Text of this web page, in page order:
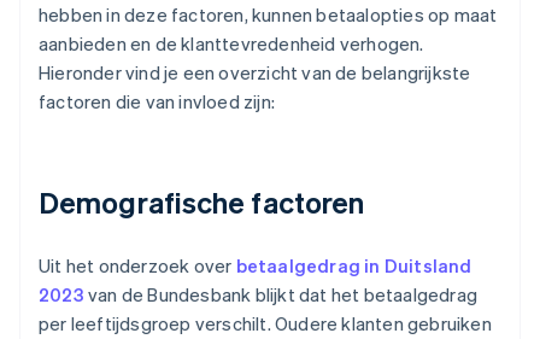
hebben in deze factoren, kunnen betaalopties op maat
aanbieden en de klanttevredenheid verhogen.
Hieronder vind je een overzicht van de belangrijkste
factoren die van invloed zijn:
Demografische factoren
Uit het onderzoek over betaalgedrag in Duitsland
2023 van de Bundesbank blijkt dat het betaalgedrag
per leeftijdsgroep verschilt. Oudere klanten gebruiken